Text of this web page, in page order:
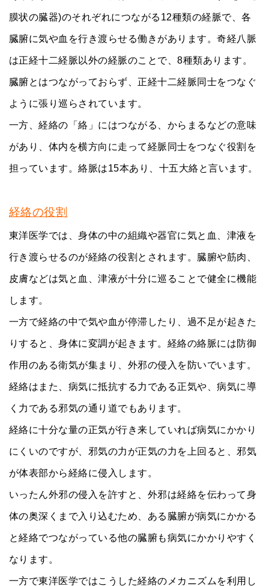
膜状の臓器)のそれぞれにつながる12種類の経脈で、各
臓腑に気や血を行き渡らせる働きがあります。奇経八脈
は正経十二経脈以外の経脈のことで、8種類あります。
臓腑とはつながっておらず、正経十二経脈同士をつなぐ
ように張り巡らされています。
一方、経絡の「絡」にはつながる、からまるなどの意味
があり、体内を横方向に走って経脈同士をつなぐ役割を
担っています。絡脈は15本あり、十五大絡と言います。
経絡の役割
東洋医学では、身体の中の組織や器官に気と血、津液を
行き渡らせるのが経絡の役割とされます。臓腑や筋肉、
皮膚などは気と血、津液が十分に巡ることで健全に機能
します。
一方で経絡の中で気や血が停滞したり、過不足が起きた
りすると、身体に変調が起きます。経絡の絡脈には防御
作用のある衛気が集まり、外邪の侵入を防いでいます。
経絡はまた、病気に抵抗する力である正気や、病気に導
く力である邪気の通り道でもあります。
経絡に十分な量の正気が行き来していれば病気にかかり
にくいのですが、邪気の力が正気の力を上回ると、邪気
が体表部から経絡に侵入します。
いったん外邪の侵入を許すと、外邪は経絡を伝わって身
体の奥深くまで入り込むため、ある臓腑が病気にかかる
と経絡でつながっている他の臓腑も病気にかかりやすく
なります。
一方で東洋医学ではこうした経絡のメカニズムを利用し